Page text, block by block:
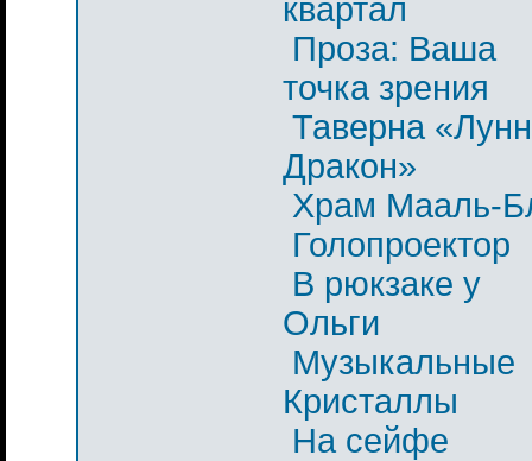
квартал
Проза: Ваша
точка зрения
Таверна
Дракон»
Храм Мааль-
Голопроектор
В рюкзаке у
Ольги
Музыкальные
Кристаллы
На сейфе